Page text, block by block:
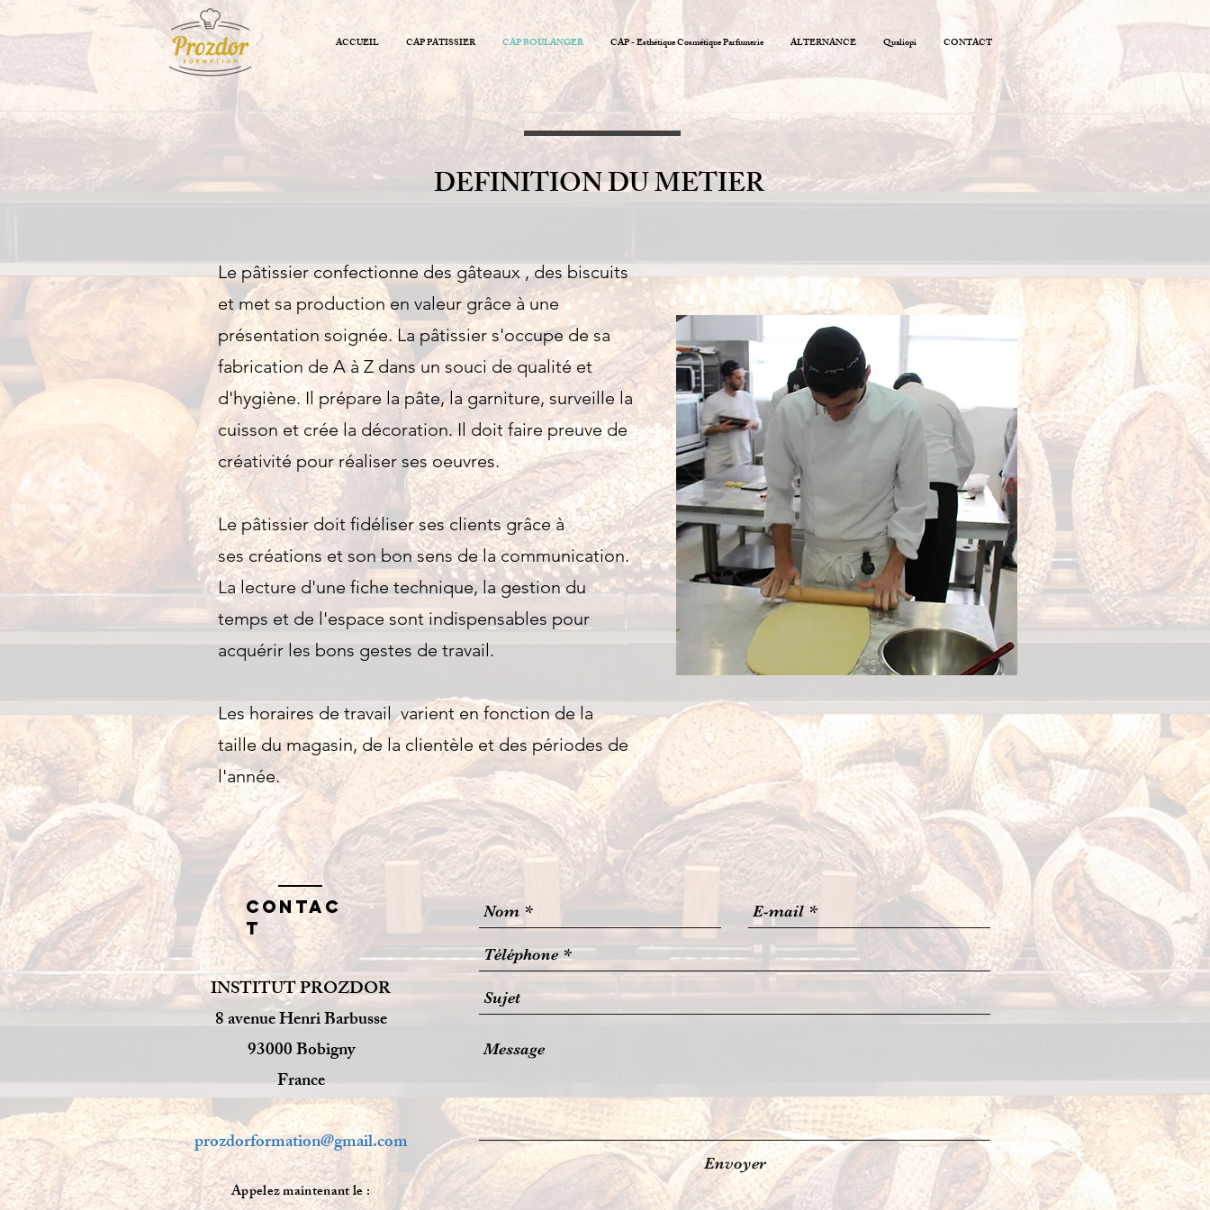
ACCUEIL CAP PATISSIER CAP BOULANGER CAP - Esthétique Cosmétique Parfumerie ALTERNANCE Qualiopi CONTACT
DEFINITION DU METIER
Le pâtissier confectionne des gâteaux , des biscuits
et met sa production en valeur grâce à une
présentation soignée. La pâtissier s'occupe de sa
fabrication de A à Z dans un souci de qualité et
d'hygiène. Il prépare la pâte, la garniture, surveille la
cuisson et crée la décoration. Il doit faire preuve de
créativité pour réaliser ses oeuvres.
Le pâtissier doit fidéliser ses clients grâce à
ses créations et son bon sens de la communication.
La lecture d'une fiche technique, la gestion du
temps et de l'espace sontindispensables pour
acquérir les bons gestes de travail.
Les horaires de travail varient en fonction de la
taille du magasin, de la clientèle et des périodes de
l'année.
Contac
t
INSTITUT PROZDOR
8 avenue Henri Barbusse
93000 Bobigny
France
prozdorformation@gmail.com
Appelez maintenant le :
Envoyer